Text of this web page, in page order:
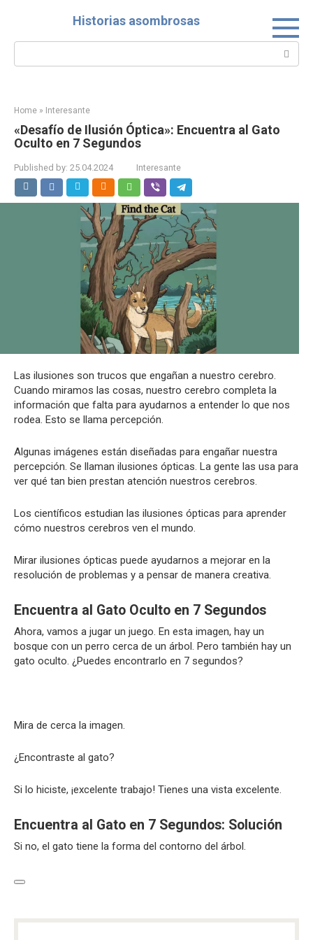
Historias asombrosas
Search:
Home » Interesante
«Desafío de Ilusión Óptica»: Encuentra al Gato
Oculto en 7 Segundos
Published by: 25.04.2024 Interesante
Las ilusiones son trucos que engañan a nuestro cerebro.
Cuando miramos las cosas, nuestro cerebro completa la
información que falta para ayudarnos a entender lo que nos
rodea. Esto se llama percepción.
Algunas imágenes están diseñadas para engañar nuestra
percepción. Se llaman ilusiones ópticas. La gente las usa para
ver qué tan bien prestan atención nuestros cerebros.
Los científicos estudian las ilusiones ópticas para aprender
cómo nuestros cerebros ven el mundo.
Mirar ilusiones ópticas puede ayudarnos a mejorar en la
resolución de problemas y a pensar de manera creativa.
Encuentra al Gato Oculto en 7 Segundos
Ahora, vamos a jugar un juego. En esta imagen, hay un
bosque con un perro cerca de un árbol. Pero también hay un
gato oculto. ¿Puedes encontrarlo en 7 segundos?
Mira de cerca la imagen.
¿Encontraste al gato?
Si lo hiciste, ¡excelente trabajo! Tienes una vista excelente.
Encuentra al Gato en 7 Segundos: Solución
Si no, el gato tiene la forma del contorno del árbol.